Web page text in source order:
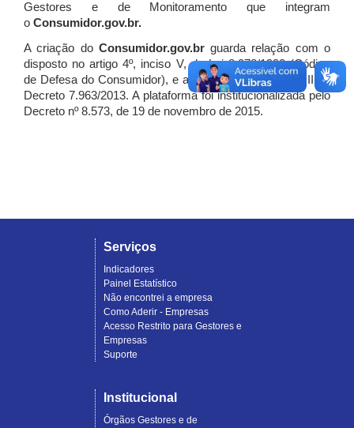
Gestores e de Monitoramento que integram
o Consumidor.gov.br.
A criação do Consumidor.gov.brguarda relação com o
disposto no artigo 4º, inciso V, da Lei 8.078/1990 (Código
de Defesa do Consumidor), e artigo 7º, incisos I, II e III do
Decreto 7.963/2013. A plataforma foi institucionalizada pelo
Decreto nº 8.573, de 19 de novembro de 2015.
Serviços
Indicadores
Painel Estatístico
Não encontrei a empresa
Como Aderir - Empresas
Acesso Restrito para Gestores e
Empresas
Suporte
Institucional
Órgãos Gestores e de